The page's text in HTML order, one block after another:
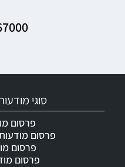
סוגי
פרסום
פרסום
פרסום
פרסום